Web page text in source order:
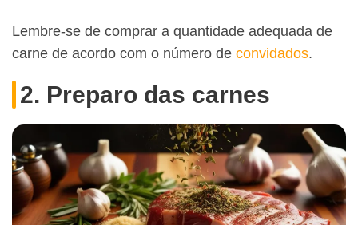
Lembre-se de comprar a quantidade adequada de
carne de acordo com o número de convidados.
2. Preparo das carnes